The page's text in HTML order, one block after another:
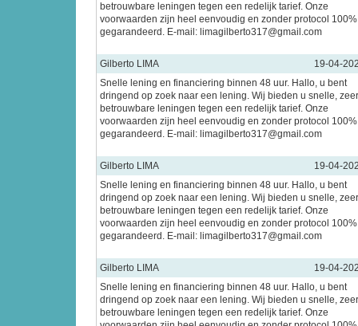
betrouwbare leningen tegen een redelijk tarief. Onze
voorwaarden zijn heel eenvoudig en zonder protocol 100%
gegarandeerd. E-mail: limagilberto317@gmail.com
Gilberto LIMA
19-04-
Snelle lening en financiering binnen 48 uur. Hallo, u bent
dringend op zoek naar een lening. Wij bieden u snelle, zeer
betrouwbare leningen tegen een redelijk tarief. Onze
voorwaarden zijn heel eenvoudig en zonder protocol 100%
gegarandeerd. E-mail: limagilberto317@gmail.com
Gilberto LIMA
19-04-
Snelle lening en financiering binnen 48 uur. Hallo, u bent
dringend op zoek naar een lening. Wij bieden u snelle, zeer
betrouwbare leningen tegen een redelijk tarief. Onze
voorwaarden zijn heel eenvoudig en zonder protocol 100%
gegarandeerd. E-mail: limagilberto317@gmail.com
Gilberto LIMA
19-04-
Snelle lening en financiering binnen 48 uur. Hallo, u bent
dringend op zoek naar een lening. Wij bieden u snelle, zeer
betrouwbare leningen tegen een redelijk tarief. Onze